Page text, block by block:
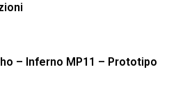
– Inferno MP11 – Prototipo